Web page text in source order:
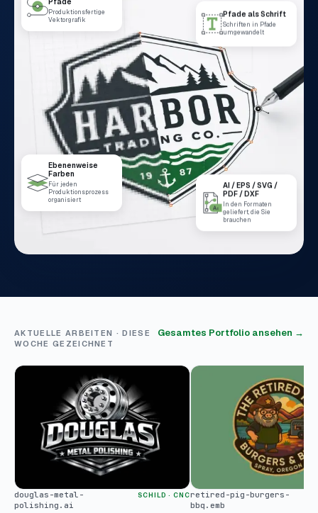
Produktionsfertige
Vektorgrafik
Pfade als Schrift
Schriften in Pfade
umgewandelt
Ebenenweise
Farben
Für jeden
Produktionsprozess
organisiert
AI / EPS / SVG /
PDF / DXF
In den Formaten
geliefert, die Sie
brauchen
AKTUELLE ARBEITEN · DIESE
WOCHE GEZEICHNET
Gesamtes Portfolio ansehen →
douglas-metal-
polishing.ai
SCHILD · CNCretired-pig-burgers-
bbq.emb